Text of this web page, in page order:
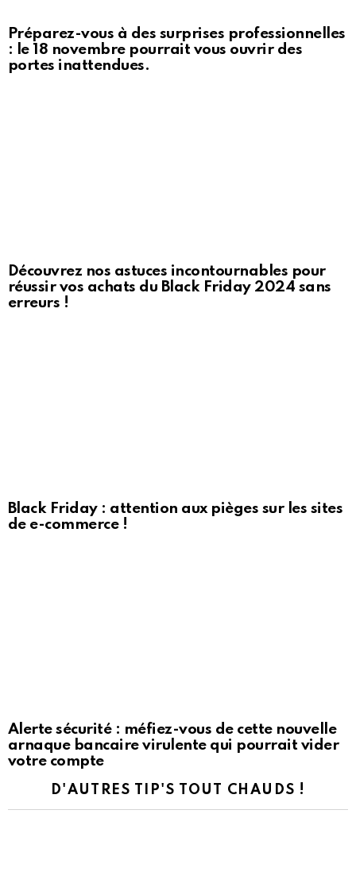
Préparez-vous à des surprises professionnelles
: le 18 novembre pourrait vous ouvrir des
portes inattendues.
Découvrez nos astuces incontournables pour
réussir vos achats du Black Friday 2024 sans
erreurs !
Black Friday : attention aux pièges sur les sites
de e-commerce !
Alerte sécurité : méfiez-vous de cette nouvelle
arnaque bancaire virulente qui pourrait vider
votre compte
D'AUTRES TIP'S TOUT CHAUDS !